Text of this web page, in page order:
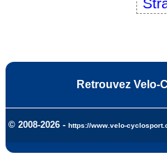
Retrouvez
© 2008-2026 - https://www.velo-